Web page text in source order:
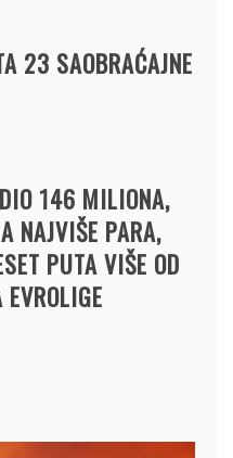
23 SAOBRAĆAJNE
146 MILIONA,
NAJVIŠE PARA,
PUTA VIŠE OD
EVROLIGE